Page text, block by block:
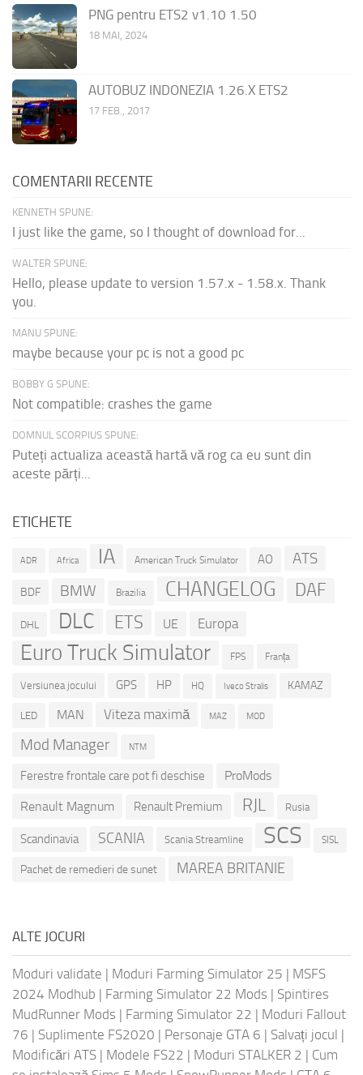
PNG pentru ETS2 v1.10 1.50
18 MAI, 2024
AUTOBUZ INDONEZIA 1.26.X ETS2
17 FEB., 2017
COMENTARII RECENTE
KENNETH SPUNE:
I just like the game, so I thought of download for...
WALTER SPUNE:
Hello, please update to version 1.57.x - 1.58.x. Thank
you.
MANU SPUNE:
maybe because your pc is not a good pc
BOBBY G SPUNE:
Not compatible: crashes the game
DOMNUL SCORPIUS SPUNE:
Puteți actualiza această hartă vă rog ca eu sunt din
aceste părți...
ETICHETE
ADR Africa IA American Truck Simulator AO ATS
BDF BMW Brazilia CHANGELOG DAF
DHL DLC ETS UE Europa
Euro Truck Simulator FPS Franța
Versiunea jocului GPS HP HQ Iveco Stralis KAMAZ
LED MAN Viteza maximă MAZ MOD
Mod Manager NTM
Ferestre frontale care pot fi deschise
ProMods
Renault Magnum
Renault Premium RJL Rusia
Scandinavia SCANIA Scania Streamline SCS SISL
Pachet de remedieri de sunet MAREA BRITANIE
ALTE JOCURI
Moduri validate | Moduri Farming Simulator 25 | MSFS
2024 Modhub | Farming Simulator 22 Mods | Spintires
MudRunner Mods | Farming Simulator 22 | Moduri Fallout
76 | Suplimente FS2020 | Personaje GTA 6 | Salvați jocul |
Modificări ATS | Modele FS22 | Moduri STALKER 2 | Cum